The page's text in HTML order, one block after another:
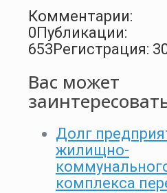
Комментарии:
0Публикации:
653Регистрация:
Вас может
Долг
жилищно-
комплекса